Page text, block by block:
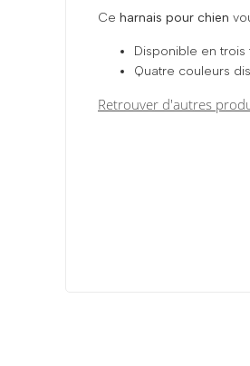
Ce harnais pour chien
Disponible en trois
Quatre couleurs
Retrouver d'autres